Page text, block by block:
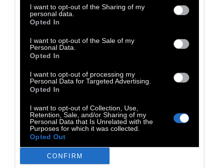
I want to opt-out of the Sharing of my
personal data.
Opted In
I want to opt-out of the Sale of my
Personal Data.
Opted In
I want to opt-out of processing my
Personal Data for Targeted Advertising.
Opted In
I want to opt-out of Collection, Use,
Retention, Sale, and/or Sharing of my
Personal Data that Is Unrelated with the
Purposes for which it was collected.
Opted Out
CONFIRM
κάλτσες και πετσέτες) και τη γεμίζεις με ό,τι
σου γυαλίζει στο μάτι! Ανταλλάζουμε χωρίς
κανόνες, όρια ή χρήματα.
φανταστικό σου φίλο. Όσα ρούχα
περισσέψουν, θα δοθούν στο μη
κερδοσκοπικό σωματείο ΔΕΣΜΟΣ.
Το Swap not Shop! είναι μια ανεξάρτητη,
αντικαταναλωτική και αντικαταθλιπτική
δράση. Είστε όλοι ευπρόσδεκτοι. Είσοδος